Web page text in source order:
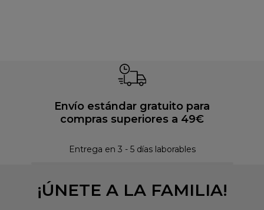
Envío estándar gratuito para
compras superiores a 49€
Entrega en 3 - 5 días laborables
¡ÚNETE A LA FAMILIA!